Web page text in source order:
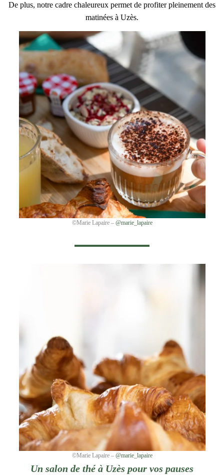
De plus, notre cadre chaleureux permet de profiter pleinement des
matinées à Uzès.
©Marie Lapaire – @marie_lapaire
©Marie Lapaire – @marie_lapaire
Un salon de thé à Uzès pour vos pauses